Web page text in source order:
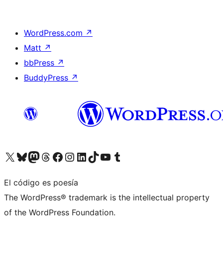
WordPress.com ↗
Matt ↗
bbPress ↗
BuddyPress ↗
Visita nuestra cuenta de X (anteriormente Twitter)
Visita nuestra cuenta de Bluesky
Visita nuestra cuenta de Mastodon
Visita nuestra cuenta de Threads
Visita nuestra página de Facebook
Visita nuestra cuenta de Instagram
Visita nuestra cuenta de LinkedIn
Visita nuestra cuenta de TikTok
Visita nuestro canal de YouTube
Visita nuestra cuenta de Tumblr
El código es poesía
The WordPress® trademark is the intellectual property
of the WordPress Foundation.